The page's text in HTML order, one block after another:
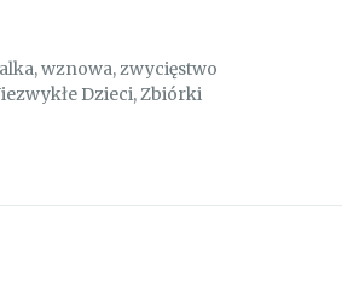
,wznowa,zwycięstwo
Dzieci,Zbiórki